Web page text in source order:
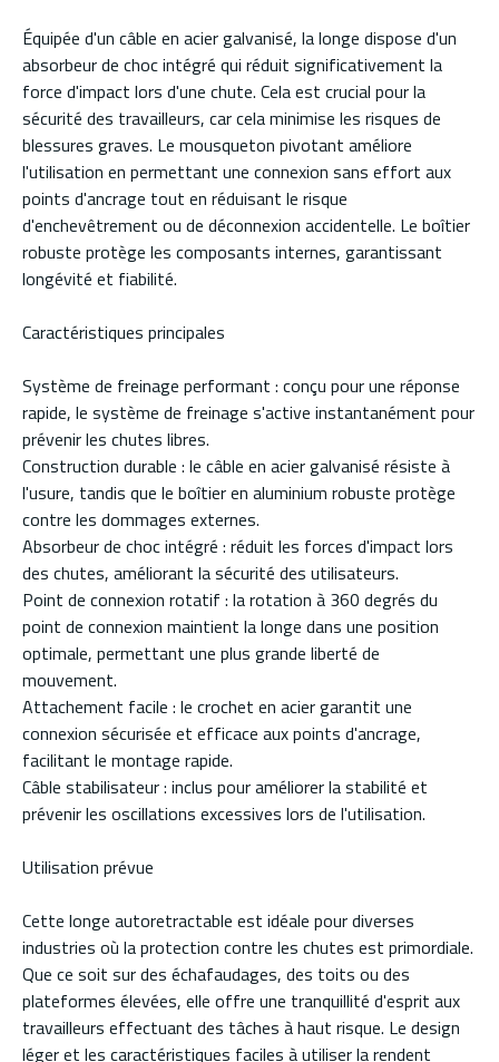
Équipée d'un câble en acier galvanisé, la longe dispose d'un
absorbeur de choc intégré qui réduit significativement la
force d'impact lors d'une chute. Cela est crucial pour la
sécurité des travailleurs, car cela minimise les risques de
blessures graves. Le mousqueton pivotant améliore
l'utilisation en permettant une connexion sans effort aux
points d'ancrage tout en réduisant le risque
d'enchevêtrement ou de déconnexion accidentelle. Le boîtier
robuste protège les composants internes, garantissant
longévité et fiabilité.
Caractéristiques principales
Système de freinage performant : conçu pour une réponse
rapide, le système de freinage s'active instantanément pour
prévenir les chutes libres.
Construction durable : le câble en acier galvanisé résiste à
l'usure, tandis que le boîtier en aluminium robuste protège
contre les dommages externes.
Absorbeur de choc intégré : réduit les forces d'impact lors
des chutes, améliorant la sécurité des utilisateurs.
Point de connexion rotatif : la rotation à 360 degrés du
point de connexion maintient la longe dans une position
optimale, permettant une plus grande liberté de
mouvement.
Attachement facile : le crochet en acier garantit une
connexion sécurisée et efficace aux points d'ancrage,
facilitant le montage rapide.
Câble stabilisateur : inclus pour améliorer la stabilité et
prévenir les oscillations excessives lors de l'utilisation.
Utilisation prévue
Cette longe autoretractable est idéale pour diverses
industries où la protection contre les chutes est primordiale.
Que ce soit sur des échafaudages, des toits ou des
plateformes élevées, elle offre une tranquillité d'esprit aux
travailleurs effectuant des tâches à haut risque. Le design
léger et les caractéristiques faciles à utiliser la rendent